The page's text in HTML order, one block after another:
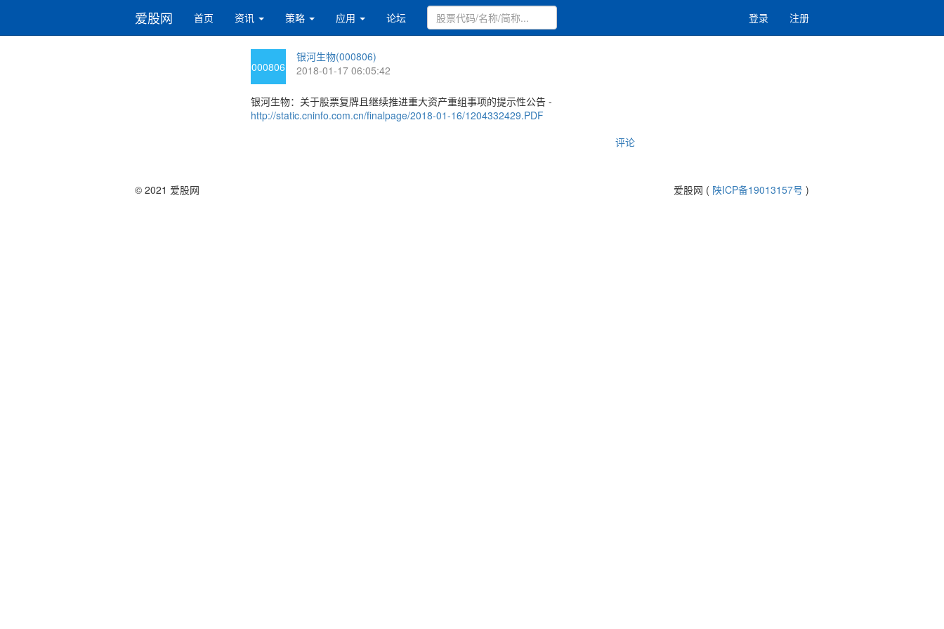
爱股网 首页 资讯 策略 应用 论坛 登录 注册
000806
银河生物(000806)
2018-01-17 06:05:42
银河生物：关于股票复牌且继续推进重大资产重组事项的提示性公告 -
http://static.cninfo.com.cn/finalpage/2018-01-16/1204332429.PDF
评论
© 2021 爱股网 爱股网 ( 陕ICP备19013157号 )